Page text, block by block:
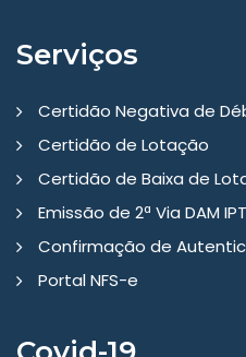
Serviços
Certidão Negativa de
Certidão de Lotação
Certidão de Baixa de
Emissão de 2ª Via DAM
Confirmação de
Portal NFS-e